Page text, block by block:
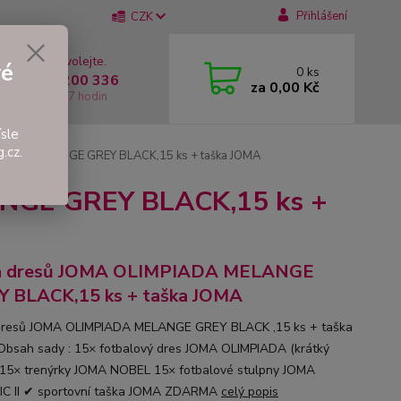
CZK Přihlášení
si rady? Zavolejte.
737 200 336
Pátek: 8 - 17 hodin
0 ks
za 0,00 Kč
MELANGE GREY BLACK,15 ks + taška JOMA
GREY BLACK,15 ks +
dresů JOMA OLIMPIADA MELANGE
BLACK,15 ks + taška JOMA
JOMA OLIMPIADA MELANGE GREY BLACK ,15 ks + taška
sady : 15× fotbalový dres JOMA OLIMPIADA (krátký
trenýrky JOMA NOBEL 15× fotbalové stulpny JOMA
II ✔ sportovní taška JOMA ZDARMA celý popis